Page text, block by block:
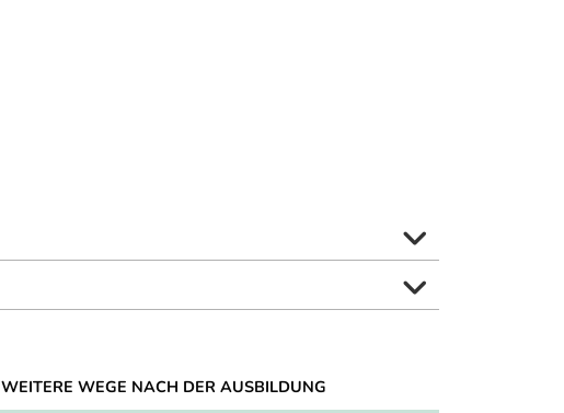
WEITERE WEGE NACH DER AUSBILDUNG